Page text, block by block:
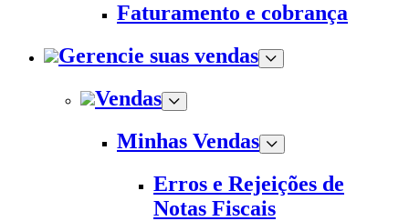
Faturamento e cobrança
Gerencie suas vendas
Vendas
Minhas Vendas
Erros e Rejeições de
Notas Fiscais